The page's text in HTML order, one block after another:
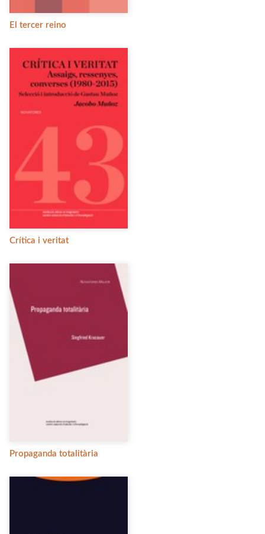
El tercer reino
Crítica i veritat
Propaganda totalitària